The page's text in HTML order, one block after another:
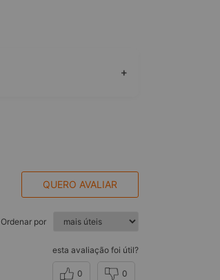
+
QUERO AVALIAR
Ordenar por
esta avaliação foi útil?
0 0